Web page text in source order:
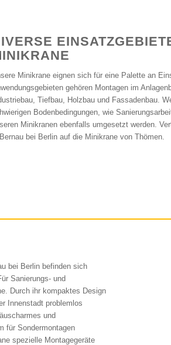
Minikrane eignen sich für eine Palette an
gehören Montagen im
Tiefbau, Holzbau und Fassadenbau.
Bodenbedingungen, wie
Minikranen ebenfalls umgesetzt werden.
bei Berlin auf die Minikrane von Thömen.
bei Berlin befinden sich
Sanierungs- und
Durch ihr kompaktes Design
Innenstadt problemlos
und
für Sondermontagen
spezielle Montagegeräte